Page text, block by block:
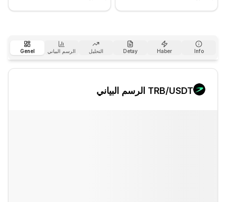
Genel الرسم البياني التحليل Detay Haber Info
TRB/USDT الرسم البياني